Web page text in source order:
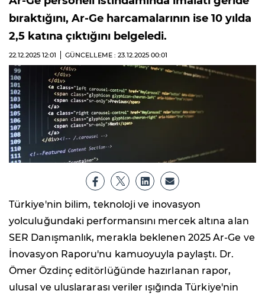
bıraktığını, Ar-Ge harcamalarının ise 10 yılda
2,5 katına çıktığını belgeledi.
22.12.2025 12:01 GÜNCELLEME : 23.12.2025 00:01
Türkiye'nin bilim, teknoloji ve inovasyon
yolculuğundaki performansını mercek altına alan
SER Danışmanlık, merakla beklenen 2025 Ar-Ge ve
İnovasyon Raporu'nu kamuoyuyla paylaştı. Dr.
Ömer Özdinç editörlüğünde hazırlanan rapor,
ulusal ve uluslararası veriler ışığında Türkiye'nin